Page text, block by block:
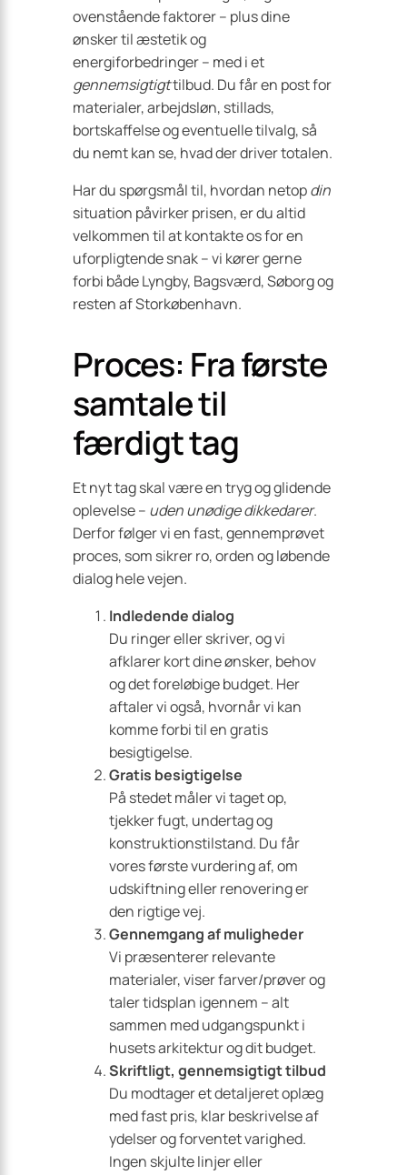
ovenstående faktorer – plus dine
ønsker til æstetik og
energiforbedringer – med i et
gennemsigtigttilbud. Du får en post for
materialer, arbejdsløn, stillads,
bortskaffelse og eventuelle tilvalg, så
du nemt kan se, hvad der driver totalen.
Har du spørgsmål til, hvordan netopdin
situation påvirker prisen, er du altid
velkommen til at kontakte os for en
uforpligtende snak – vi kører gerne
forbi både Lyngby, Bagsværd, Søborg og
resten af Storkøbenhavn.
Proces: Fra første
samtale til
færdigt tag
Et nyt tag skal være en tryg og glidende
oplevelse – uden unødige dikkedarer.
Derfor følger vi en fast, gennemprøvet
proces, som sikrer ro, orden og løbende
dialog hele vejen.
Indledende dialog
Du ringer eller skriver, og vi
afklarer kort dine ønsker, behov
og det foreløbige budget. Her
aftaler vi også, hvornår vi kan
komme forbi til en gratis
besigtigelse.
Gratis besigtigelse
På stedet måler vi taget op,
tjekker fugt, undertag og
konstruktions­tilstand. Du får
vores første vurdering af, om
udskiftning eller renovering er
den rigtige vej.
Gennemgang af muligheder
Vi præsenterer relevante
materialer, viser farver/prøver og
taler tidsplan igennem – alt
sammen med udgangspunkt i
husets arkitektur og dit budget.
Skriftligt, gennemsigtigt tilbud
Du modtager et detaljeret oplæg
med fast pris, klar beskrivelse af
ydelser og forventet varighed.
Ingen skjulte linjer eller